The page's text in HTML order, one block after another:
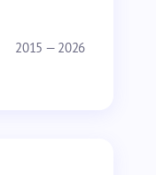
2015 — 2026